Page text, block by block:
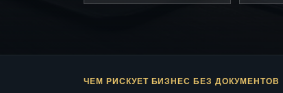
ЧЕМ РИСКУЕТ БИЗНЕС БЕЗ ДОКУМЕНТОВ